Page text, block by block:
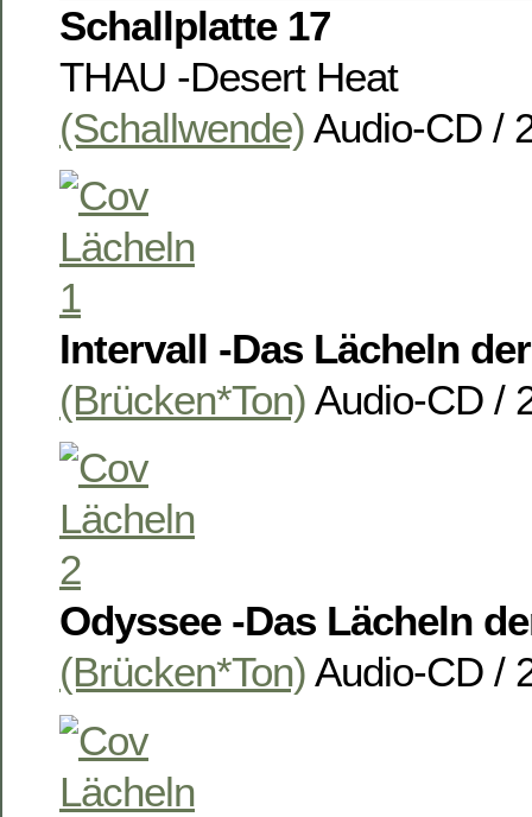
Schallplatte 17
THAU -Desert Heat
(Schallwende) Audio-CD /
Intervall -Das Lächeln
(Brücken*Ton) Audio-CD /
Odyssee -Das Lächeln
(Brücken*Ton) Audio-CD /